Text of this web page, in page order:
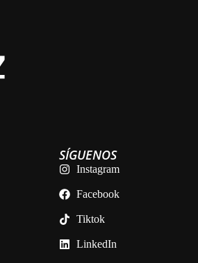
SÍGUENOS
Instagram
Facebook
Tiktok
LinkedIn